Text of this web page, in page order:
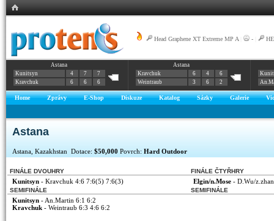
Head Graphene XT Extreme MP A -
Astana
Kunitsyn
4 7
7
Kravchuk
6 6 6
Astana
Kravchuk
6 4
6
Weintraub
3 6 2
Home Zprávy E-Shop Diskuze Katalog Sázky Galerie
Astana
Astana, Kazakhstan Dotace: $50,000 Povrch: Hard Outdoor
FINÁLE DVOUHRY
Kunitsyn - Kravchuk 4:6 7:6(5) 7:6(3)
FINÁLE ČTYŘHRY
Elgin/n.Mose - D.Wu/
SEMIFINÁLE
Kunitsyn - An.Martin 6:1 6:2
Kravchuk - Weintraub 6:3 4:6 6:2
SEMIFINÁLE